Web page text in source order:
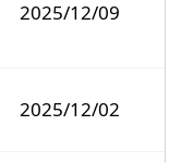
2025/12/09
2025/12/02